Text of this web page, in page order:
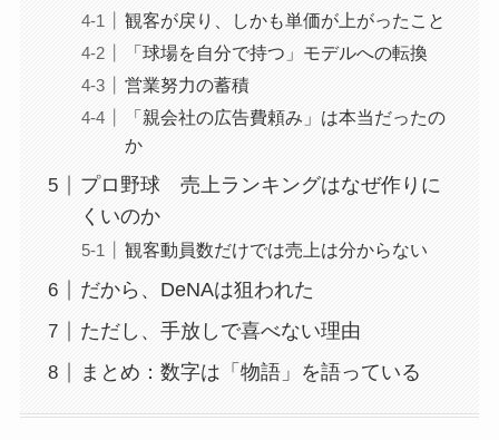
観客が戻り、しかも単価が上がったこと
「球場を自分で持つ」モデルへの転換
営業努力の蓄積
「親会社の広告費頼み」は本当だったの
か
プロ野球 売上ランキングはなぜ作りに
くいのか
観客動員数だけでは売上は分からない
だから、DeNAは狙われた
ただし、手放しで喜べない理由
まとめ：数字は「物語」を語っている